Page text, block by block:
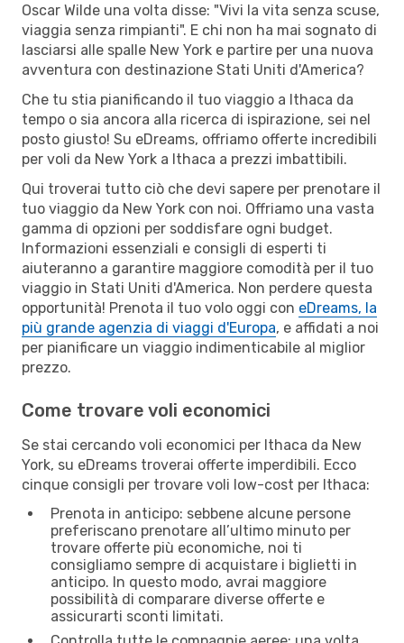
Oscar Wilde una volta disse: "Vivi la vita senza scuse,
viaggia senza rimpianti". E chi non ha mai sognato di
lasciarsi alle spalle New York e partire per una nuova
avventura con destinazione Stati Uniti d'America?
Che tu stia pianificando il tuo viaggio a Ithaca da
tempo o sia ancora alla ricerca di ispirazione, sei nel
posto giusto! Su eDreams, offriamo offerte incredibili
per voli da New York a Ithaca a prezzi imbattibili.
Qui troverai tutto ciò che devi sapere per prenotare il
tuo viaggio da New York con noi. Offriamo una vasta
gamma di opzioni per soddisfare ogni budget.
Informazioni essenziali e consigli di esperti ti
aiuteranno a garantire maggiore comodità per il tuo
viaggio in Stati Uniti d'America. Non perdere questa
opportunità! Prenota il tuo volo oggi con eDreams, la
più grande agenzia di viaggi d'Europa, e affidati a noi
per pianificare un viaggio indimenticabile al miglior
prezzo.
Come trovare voli economici
Se stai cercando voli economici per Ithaca da New
York, su eDreams troverai offerte imperdibili. Ecco
cinque consigli per trovare voli low-cost per Ithaca:
Prenota in anticipo: sebbene alcune persone
preferiscano prenotare all’ultimo minuto per
trovare offerte più economiche, noi ti
consigliamo sempre di acquistare i biglietti in
anticipo. In questo modo, avrai maggiore
possibilità di comparare diverse offerte e
assicurarti sconti limitati.